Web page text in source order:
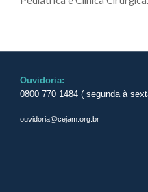
Ouvidoria:
0800 770 1484 ( segunda à
ouvidoria@cejam.org.br